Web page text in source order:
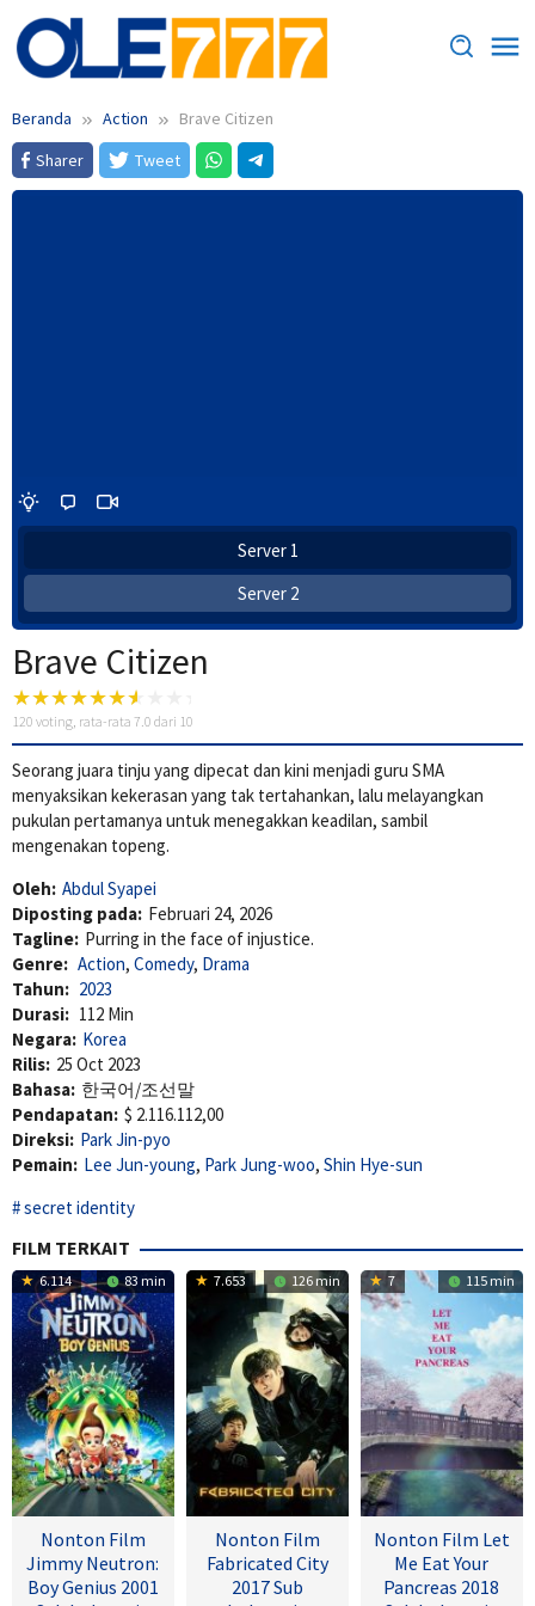
Loncat
ke
konten
Beranda Action
Brave Citizen
Sharer
Tweet
Server 1
Server 2
Brave Citizen
120 voting, rata-rata 7.0 dari 10
Seorang juara tinju yang dipecat dan kini menjadi guru SMA
menyaksikan kekerasan yang tak tertahankan, lalu melayangkan
pukulan pertamanya untuk menegakkan keadilan, sambil
mengenakan topeng.
Oleh: Abdul Syapei
Diposting pada: Februari 24, 2026
Tagline: Purring in the face of injustice.
Genre: Action, Comedy, Drama
Tahun: 2023
Durasi: 112 Min
Negara: Korea
Rilis: 25 Oct 2023
Bahasa: 한국어/조선말
Pendapatan: $ 2.116.112,00
Direksi: Park Jin-pyo
Pemain: Lee Jun-young, Park Jung-woo, Shin Hye-sun
secret identity
FILM TERKAIT
6.114 83 min
Nonton Film
Jimmy Neutron:
Boy Genius 2001
7.653 126 min
Nonton Film
Fabricated City
2017 Sub
7 115 min
Nonton Film Let
Me Eat Your
Pancreas 2018